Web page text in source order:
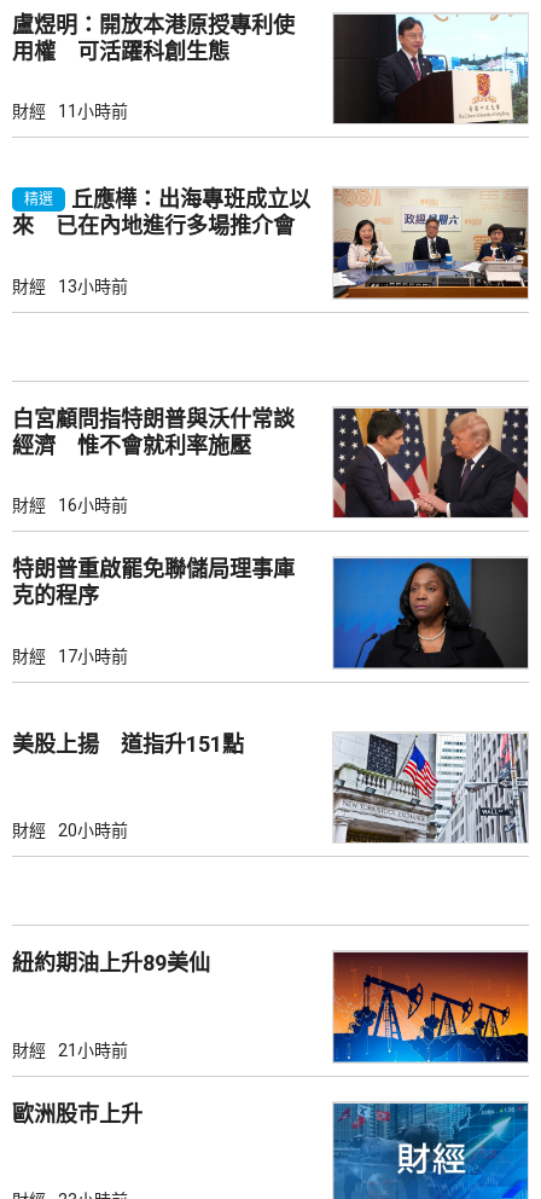
盧煜明：開放本港原授專利使
用權 可活躍科創生態
財經 11小時前
精選
丘應樺：出海專班成立以
來 已在內地進行多場推介會
財經 13小時前
白宮顧問指特朗普與沃什常談
經濟 惟不會就利率施壓
財經 16小時前
特朗普重啟罷免聯儲局理事庫
克的程序
財經 17小時前
美股上揚 道指升151點
財經 20小時前
紐約期油上升89美仙
財經 21小時前
歐洲股巿上升